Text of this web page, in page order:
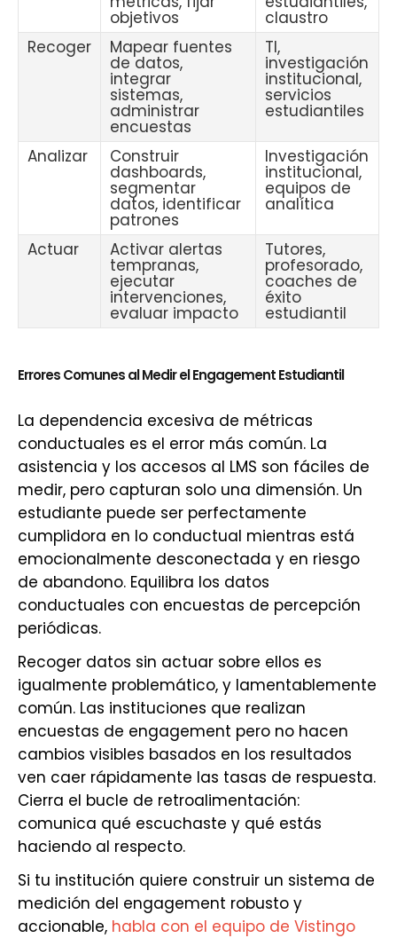
objetivos
claustro
Recoger
Mapear fuentes
de datos,
integrar
sistemas,
administrar
encuestas
TI,
investigación
institucional,
servicios
estudiantiles
Analizar Construir
dashboards,
segmentar
datos, identificar
patrones
Investigación
institucional,
equipos de
analítica
Actuar Activar alertas
tempranas,
ejecutar
intervenciones,
evaluar impacto
Tutores,
profesorado,
coaches de
éxito
estudiantil
Errores Comunes al Medir el Engagement Estudiantil
La dependencia excesiva de métricas
conductuales es el error más común. La
asistencia y los accesos al LMS son fáciles de
medir, pero capturan solo una dimensión. Un
estudiante puede ser perfectamente
cumplidora en lo conductual mientras está
emocionalmente desconectada y en riesgo
de abandono. Equilibra los datos
conductuales con encuestas de percepción
periódicas.
Recoger datos sin actuar sobre ellos es
igualmente problemático, y lamentablemente
común. Las instituciones que realizan
encuestas de engagement pero no hacen
cambios visibles basados en los resultados
ven caer rápidamente las tasas de respuesta.
Cierra el bucle de retroalimentación:
comunica qué escuchaste y qué estás
haciendo al respecto.
Si tu institución quiere construir un sistema de
medición del engagement robusto y
accionable, habla con el equipo de Vistingo